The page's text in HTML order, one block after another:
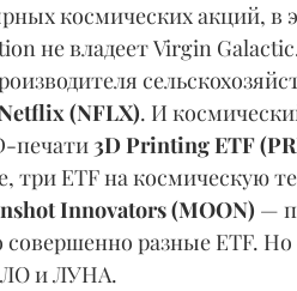
космических акций, в
не владеет Virgin
(NFLX). И
печати 3D Printing ETF
три ETF на космическую
Innovators (MOON) —
разные ETF.
и ЛУНА.